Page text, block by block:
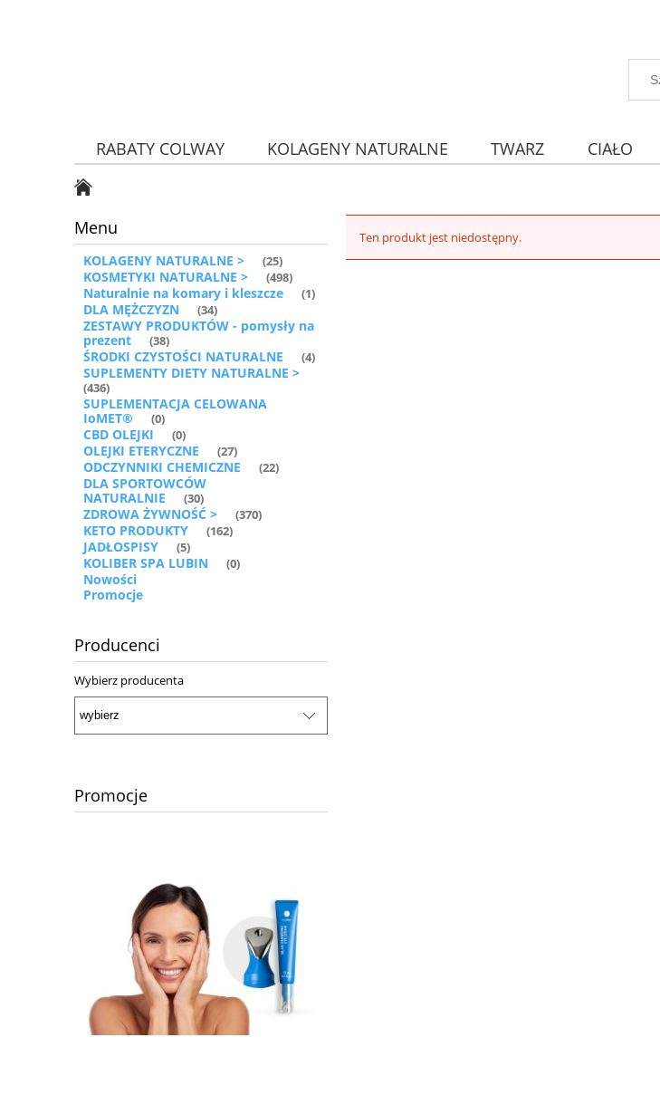
RABATY COLWAY KOLAGENY NATURALNE TWARZ CIAŁO
Menu
KOLAGENY NATURALNE > (25)
KOSMETYKI NATURALNE > (498)
Naturalnie na komary i kleszcze (1)
DLA MĘŻCZYZN (34)
ZESTAWY PRODUKTÓW - pomysły na
prezent
(38)
ŚRODKI CZYSTOŚCI NATURALNE (4)
SUPLEMENTY DIETY NATURALNE >
(436)
SUPLEMENTACJA CELOWANA
IoMET®
(0)
CBD OLEJKI (0)
OLEJKI ETERYCZNE (27)
ODCZYNNIKI CHEMICZNE (22)
DLA SPORTOWCÓW
NATURALNIE
(30)
ZDROWA ŻYWNOŚĆ > (370)
KETO PRODUKTY (162)
JADŁOSPISY (5)
KOLIBER SPA LUBIN (0)
Nowości
Promocje
Producenci
Wybierz producenta
Promocje
Ten produkt jest niedostępny.